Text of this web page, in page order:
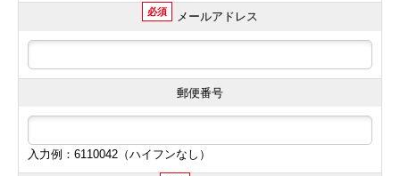
必須 メールアドレス
郵便番号
入力例：6110042（ハイフンなし）